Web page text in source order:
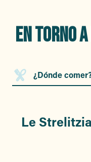
EN TORNO
¿Dónde
¿Qué
Le Strelitzia